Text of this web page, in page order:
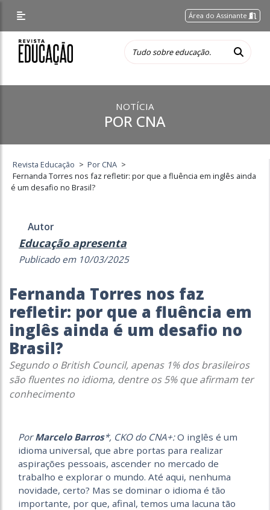
Área do Assinante
NOTÍCIA
POR CNA
Revista Educação > Por CNA >
Fernanda Torres nos faz refletir: por que a fluência em inglês ainda
é um desafio no Brasil?
Autor
Educação apresenta
Publicado em 10/03/2025
Fernanda Torres nos faz
refletir: por que a fluência em
inglês ainda é um desafio no
Brasil?
Segundo o British Council, apenas 1% dos brasileiros
são fluentes no idioma, dentre os 5% que afirmam ter
conhecimento
PorMarcelo Barros*, CKO do CNA+:O inglês é um
idioma universal, que abre portas para realizar
aspirações pessoais, ascender no mercado de
trabalho e explorar o mundo. Até aqui, nenhuma
novidade, certo? Mas se dominar o idioma é tão
importante, por que, afinal, temos uma lacuna tão